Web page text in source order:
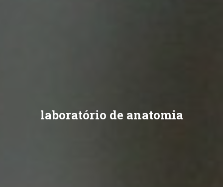
laboratório de anatomia